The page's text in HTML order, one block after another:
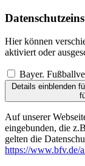
Hier können
aktiviert oder
Bayer.
Details einblenden
Auf unserer
eingebunden, die
gelten die
https://www.bfv.de/